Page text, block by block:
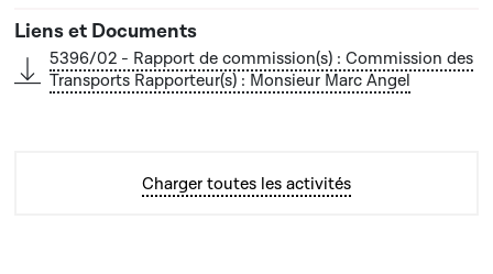
5396/02 - Rapport de commission(s) : Commission des
Transports Rapporteur(s) : Monsieur Marc Angel
Charger toutes les activités